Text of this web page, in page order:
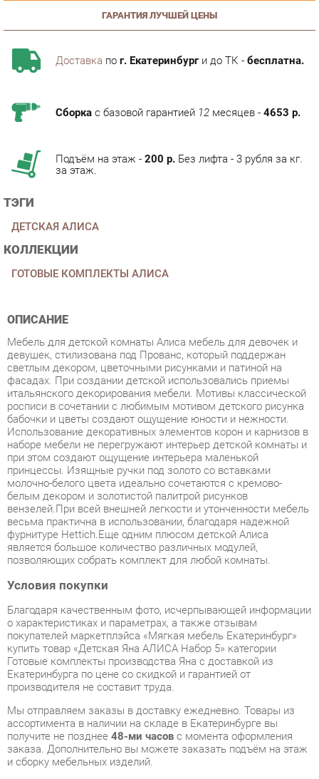
Доставкапог. Екатеринбурги до ТК -бесплатна.
ТЭГИ
ГОТОВЫЕ КОМПЛЕКТЫ АЛИСА
ОПИСАНИЕ
девушек, стилизована под Прованс, который поддержан
светлым декором, цветочными рисунками и патиной на
фасадах. При создании детской использовались приемы
итальянского декорирования мебели. Мотивы классической
росписи в сочетании с любимым мотивом детского рисунка
бабочки и цветы создают ощущение юности и нежности.
Использование декоративных элементов корон и карнизов в
наборе мебели не перегружают интерьер детской комнаты и
при этом создают ощущение интерьера маленькой
принцессы. Изящные ручки под золото со вставками
молочно-белого цвета идеально сочетаются с кремово-
белым декором и золотистой палитрой рисунков
вензелей.При всей внешней легкости и утонченности мебель
весьма практична в использовании, благодаря надежной
фурнитуре Hettich.Еще одним плюсом детской Алиса
является большое количество различных модулей,
позволяющих собрать комплект для любой комнаты.
Условия покупки
Благодаря качественным фото, исчерпывающей информации
покупателей маркетплэйса «Мягкая мебель Екатеринбург»
Готовые комплекты производства Яна с доставкой из
Екатеринбурга по цене со скидкой и гарантией от
производителя не составит труда.
Мы отправляем заказы в доставку ежедневно. Товары из
ассортимента в наличии на складе в Екатеринбурге вы
получите не позднее48-ми часовс момента оформления
заказа. Дополнительно вы можете заказать подъём на этаж
и сборку мебельных изделий.
Срок доставки в другие регионы, и для товаров, находящихся
на складах производителей, рассчитывается индивидуально.
Уточнить наличие, срок и стоимость доставки вы можете
через формуобратной связи.